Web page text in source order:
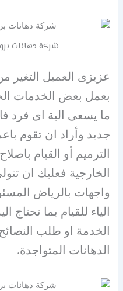
شركة دهانات
عزيزى العميل التغير
بعمل بعض الخدمات
ما يسعى الية اى فرد
جديد وأراد ان تقوم
الترميم أو القيام
الخارجية فعليك ان
واجهات بالرياض
الياء للقيام بما
الخدمة او طلب
الدهانات المتواجدة.